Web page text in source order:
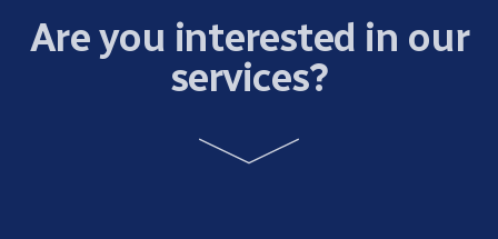
Are you interested in our
services?